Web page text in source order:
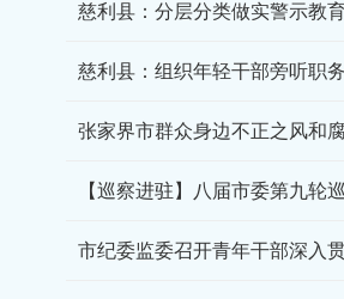
慈利县：分层分类做实警示教
慈利县：组织年轻干部旁听职
张家界市群众身边不正之风和
【巡察进驻】八届市委第九轮
市纪委监委召开青年干部深入